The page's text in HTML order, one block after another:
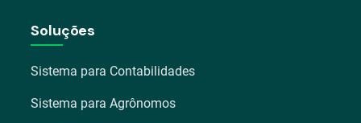
Soluções
Sistema para Contabilidades
Sistema para Agrônomos